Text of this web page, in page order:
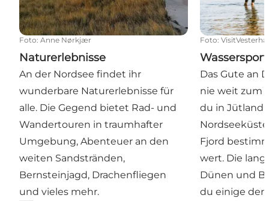
Foto: Anne Nørkjær
Naturerlebnisse
An der Nordsee findet ihr
wunderbare Naturerlebnisse für
alle. Die Gegend bietet Rad- und
Wandertouren in traumhafter
Umgebung, Abenteuer an den
weiten Sandstränden,
Bernsteinjagd, Drachenfliegen
und vieles mehr.
Foto:
Wassersport
Das Gute an
nie weit zum
du in Jütland
Fjord
wert. Die
Dünen und
du einige der